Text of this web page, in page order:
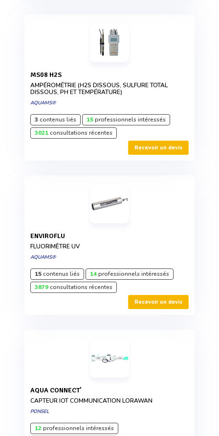
MS08 H2S
AMPÉROMÉTRIE (H2S DISSOUS, SULFURE TOTAL
DISSOUS, PH ET TEMPÉRATURE)
AQUAMS®
3 contenus liés 15professionnels intéressés
3021consultations récentes
Recevoir un devis
ENVIROFLU
FLUORIMÈTRE UV
AQUAMS®
15contenus liés 14professionnels intéressés
3879consultations récentes
Recevoir un devis
AQUA CONNECT’
CAPTEUR IOT COMMUNICATION LORAWAN
PONSEL
12professionnels intéressés